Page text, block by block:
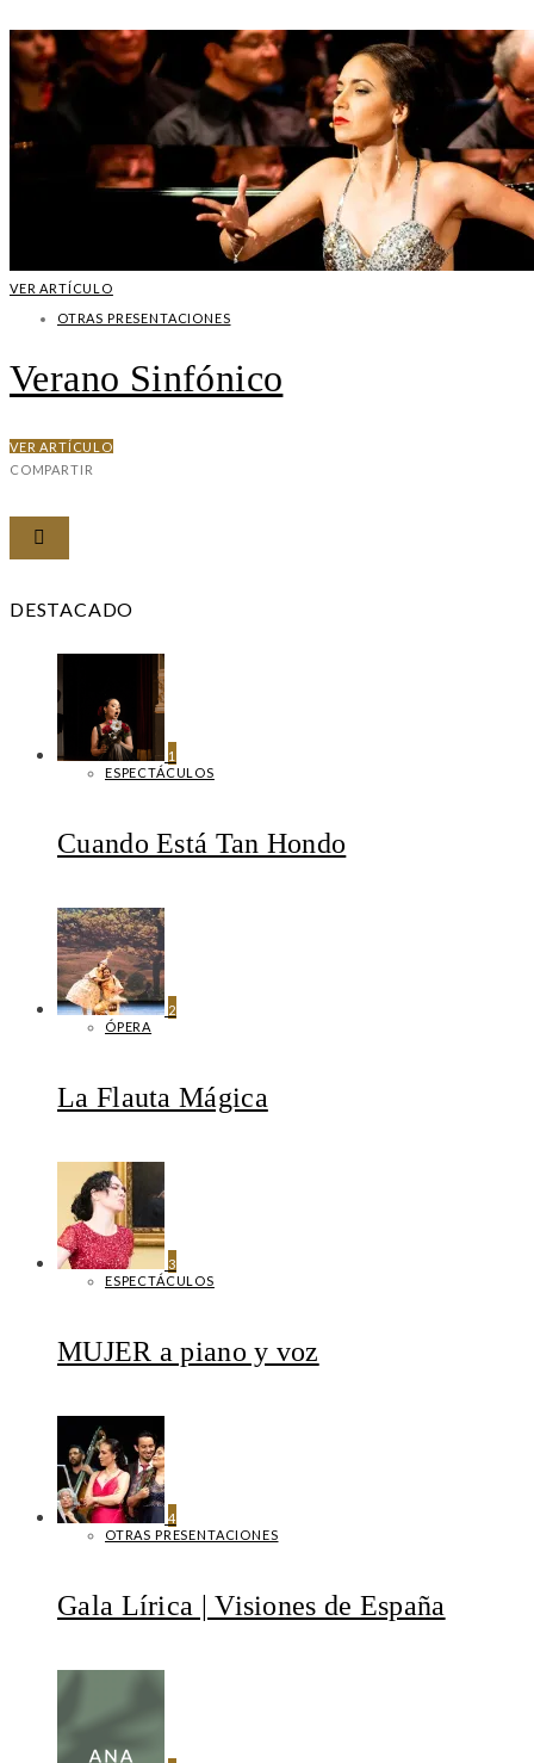
VER ARTÍCULO
OTRAS PRESENTACIONES
Verano Sinfónico
VER ARTÍCULO
COMPARTIR
DESTACADO
1
ESPECTÁCULOS
Cuando Está Tan Hondo
2
ÓPERA
La Flauta Mágica
3
ESPECTÁCULOS
MUJER a piano y voz
4
OTRAS PRESENTACIONES
Gala Lírica | Visiones de España